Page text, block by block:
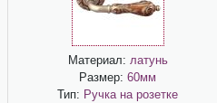
Материал: латунь
Размер: 60мм
Тип: Ручка на розетке